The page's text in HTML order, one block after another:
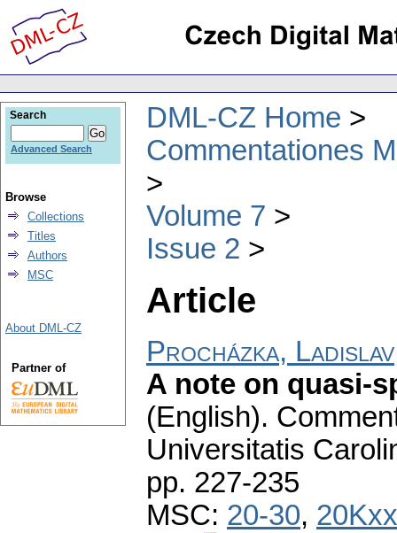
DML-CZ Home
Commentationes
Volume 7
Issue 2
Article
Procházka, Ladislav
A note on quasi-
(English).
Universitatis
pp. 227-235
MSC: 20-30, 20Kxx
Search
Advanced Search
Browse
Collections
Titles
Authors
MSC
About DML-CZ
Partner of